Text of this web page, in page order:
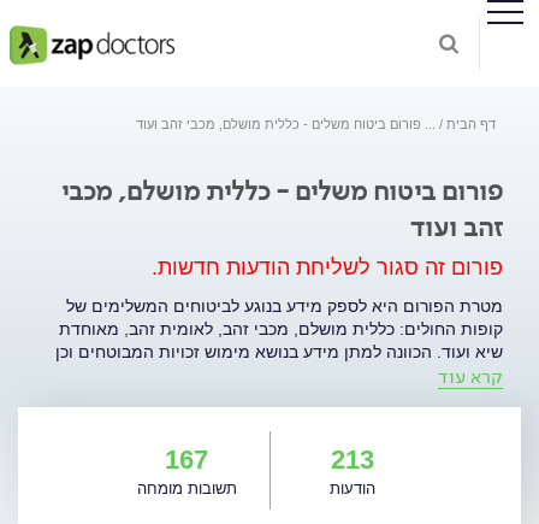
דף הבית פורום ביטוח משלים - כללית מושלם, מכבי זהב ועוד
פורום ביטוח משלים - כללית מושלם, מכבי
זהב ועוד
פורום זה סגור לשליחת הודעות חדשות.
מטרת הפורום היא לספק מידע בנוגע לביטוחים המשלימים של
קופות החולים: כללית מושלם, מכבי זהב, לאומית זהב, מאוחדת
שיא ועוד. הכוונה למתן מידע בנושא מימוש זכויות המבוטחים וכן
לשאלות על בעיות במימוש אותן זכויות.
קרא עוד
213
הודעות
167
תשובות מומחה